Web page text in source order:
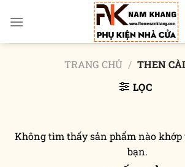
đến
TRANG CHỦ / THEN
LỌC
Không tìm thấy sản phẩm nào khớp
bạn.